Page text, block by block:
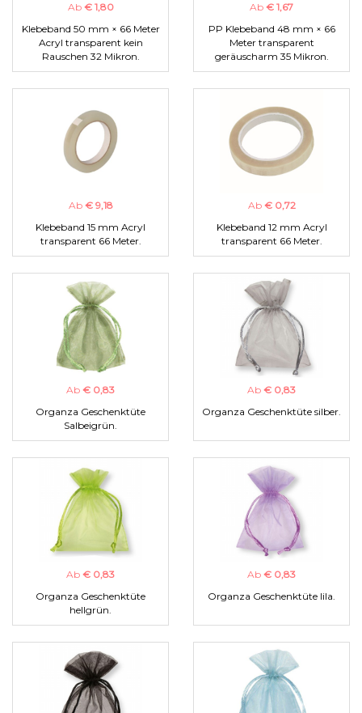
Ab € 1,80
Klebeband 50 mm × 66 Meter
Acryl transparent kein
Rauschen 32 Mikron.
Ab € 1,67
PP Klebeband 48 mm × 66
Meter transparent
geräuscharm 35 Mikron.
Ab € 9,18
Klebeband 15 mm Acryl
transparent 66 Meter.
Ab € 0,72
Klebeband 12 mm Acryl
transparent 66 Meter.
Ab € 0,83
Organza Geschenktüte
Salbeigrün.
Ab € 0,83
Organza Geschenktüte silber.
Ab € 0,83
Organza Geschenktüte
hellgrün.
Ab € 0,83
Organza Geschenktüte lila.